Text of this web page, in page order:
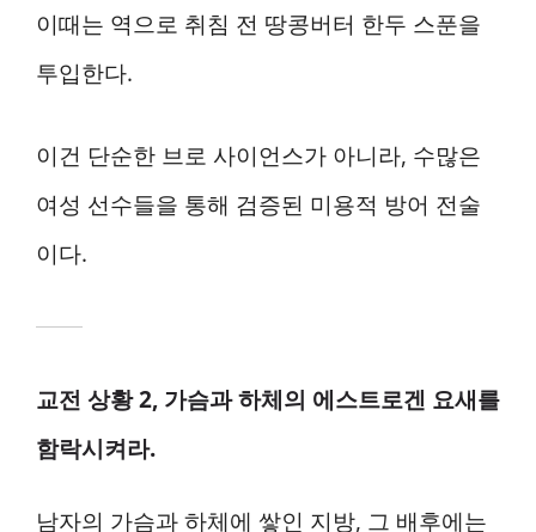
이때는 역으로 취침 전 땅콩버터 한두 스푼을
투입한다.
이건 단순한 브로 사이언스가 아니라, 수많은
여성 선수들을 통해 검증된 미용적 방어 전술
이다.
교전 상황 2, 가슴과 하체의 에스트로겐 요새를
함락시켜라.
남자의 가슴과 하체에 쌓인 지방, 그 배후에는